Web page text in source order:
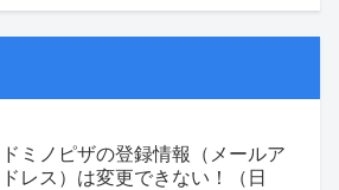
ドミノピザの登録情報（メールア
ドレス）は変更できない！（日